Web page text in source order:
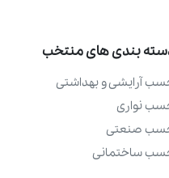
بندی های منتخب
آرايشی و بهداشتی
نواری
صنعتی
ساختمانی